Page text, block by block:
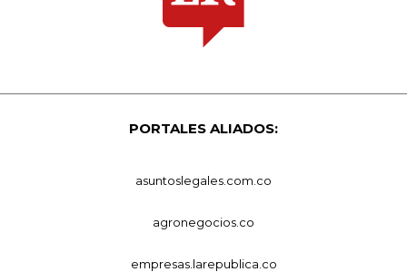
PORTALES ALIADOS:
asuntoslegales.com.co
agronegocios.co
empresas.larepublica.co